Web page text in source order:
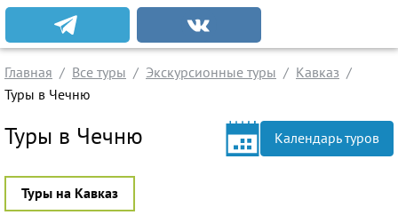
Экскурсионные туры
Заграничные экскурсии
Туры на Черное Море
Вылеты из Нижнего Новгорода
Горящие туры
Раннее бронирование
Железнодорожные туры
Главная Все туры Экскурсионные туры
Кавказ
Туры в Чечню
Туры в Чечню Календарь туров
Туры на Кавказ